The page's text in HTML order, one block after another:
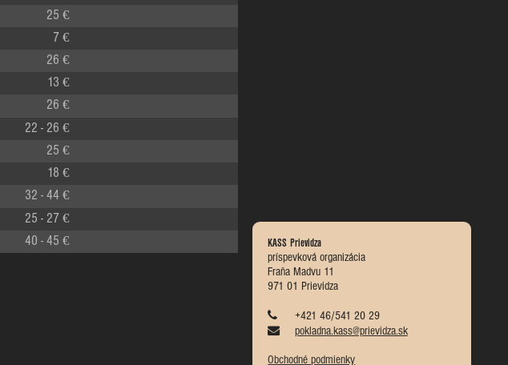
KASS Prievidza
príspevková organizácia
Fraňa Madvu 11
971 01 Prievidza
+421 46/541 20 29
pokladna.kass@prievidza.sk
Obchodné podmienky
25 €
7 €
26 €
13 €
26 €
22 - 26 €
25 €
18 €
32 - 44 €
25 - 27 €
40 - 45 €